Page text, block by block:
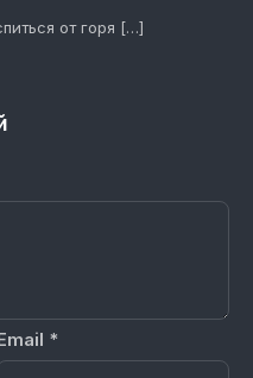
от горя […]
*